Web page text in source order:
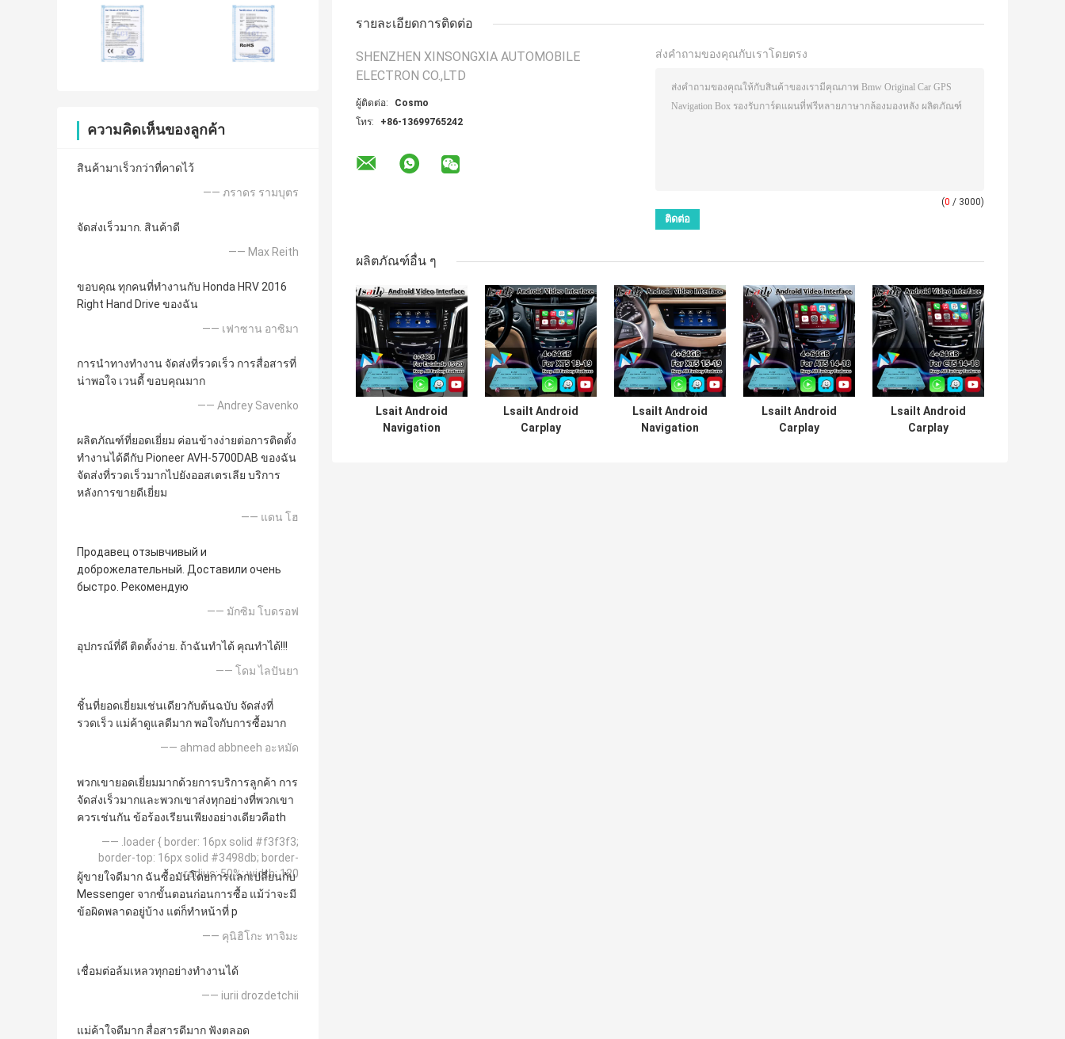
ความคิดเห็นของลูกค้า
สินค้ามาเร็วกว่าที่คาดไว้
—— ภราดร รามบุตร
จัดส่งเร็วมาก. สินค้าดี
—— Max Reith
ขอบคุณ ทุกคนที่ทำงานกับ Honda HRV 2016
Right Hand Drive ของฉัน
—— เฟาซาน อาซิมา
การนำทางทำงาน จัดส่งที่รวดเร็ว การสื่อสารที่
น่าพอใจ เวนดี้ ขอบคุณมาก
—— Andrey Savenko
ผลิตภัณฑ์ที่ยอดเยี่ยม ค่อนข้างง่ายต่อการติดตั้ง
ทำงานได้ดีกับ Pioneer AVH-5700DAB ของฉัน
จัดส่งที่รวดเร็วมากไปยังออสเตรเลีย บริการ
หลังการขายดีเยี่ยม
—— แดน โฮ
Продавец отзывчивый и
доброжелательный. Доставили очень
быстро. Рекомендую
—— มักซิม โบดรอฟ
อุปกรณ์ที่ดี ติดตั้งง่าย. ถ้าฉันทำได้ คุณทำได้!!!
—— โดม ไลปันยา
ชิ้นที่ยอดเยี่ยมเช่นเดียวกับต้นฉบับ จัดส่งที่
รวดเร็ว แม่ค้าดูแลดีมาก พอใจกับการซื้อมาก
—— ahmad abbneeh อะหมัด
พวกเขายอดเยี่ยมมากด้วยการบริการลูกค้า การ
จัดส่งเร็วมากและพวกเขาส่งทุกอย่างที่พวกเขา
ควรเช่นกัน ข้อร้องเรียนเพียงอย่างเดียวคือth
—— .loader { border: 16px solid #f3f3f3;
border-top: 16px solid #3498db; border-
radius: 50%; width: 120
ผู้ขายใจดีมาก ฉันซื้อมันโดยการแลกเปลี่ยนกับ
Messenger จากขั้นตอนก่อนการซื้อ แม้ว่าจะมี
ข้อผิดพลาดอยู่บ้าง แต่ก็ทำหน้าที่ p
—— คุนิฮิโกะ ทาจิมะ
เชื่อมต่อล้มเหลวทุกอย่างทำงานได้
—— iurii drozdetchii
แม่ค้าใจดีมาก สื่อสารดีมาก ฟังตลอด
รายละเอียดการติดต่อ
SHENZHEN XINSONGXIA AUTOMOBILE
ELECTRON CO.,LTD
ผู้ติดต่อ:
Cosmo
โทร:
+86-13699765242
ส่งคำถามของคุณกับเราโดยตรง
(0 / 3000)
ผลิตภัณฑ์อื่น ๆ
Lsait Android
Navigation
Lsailt Android
Carplay
Lsailt Android
Navigation
Lsailt Android
Carplay
Lsailt Android
Carplay